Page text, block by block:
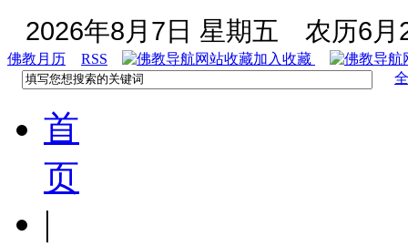
2026年8月7日 星期五 农历6月
佛教月历 RSS
加入收藏
首
页
|